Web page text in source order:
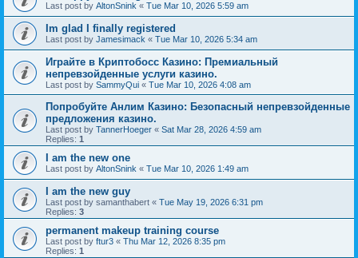
Last post by AltonSnink « Tue Mar 10, 2026 5:59 am
Im glad I finally registered
Last post by Jamesimack « Tue Mar 10, 2026 5:34 am
Играйте в Криптобосс Казино: Премиальный
непревзойденные услуги казино.
Last post by SammyQui « Tue Mar 10, 2026 4:08 am
Попробуйте Анлим Казино: Безопасный непревзойденные
предложения казино.
Last post by TannerHoeger « Sat Mar 28, 2026 4:59 am
Replies: 1
I am the new one
Last post by AltonSnink « Tue Mar 10, 2026 1:49 am
I am the new guy
Last post by samanthabert « Tue May 19, 2026 6:31 pm
Replies: 3
permanent makeup training course
Last post by ftur3 « Thu Mar 12, 2026 8:35 pm
Replies: 1